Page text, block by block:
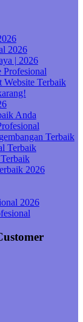
2026
| 2026
Profesional
Website Terbaik
Anda
Terbaik
Terbaik
2026
2026